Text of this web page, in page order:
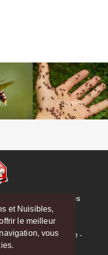
et Nuisibles,
le meilleur
vous
Fourmis
Frelons et Nuisibles
-Boulogne-sur-Gesse-